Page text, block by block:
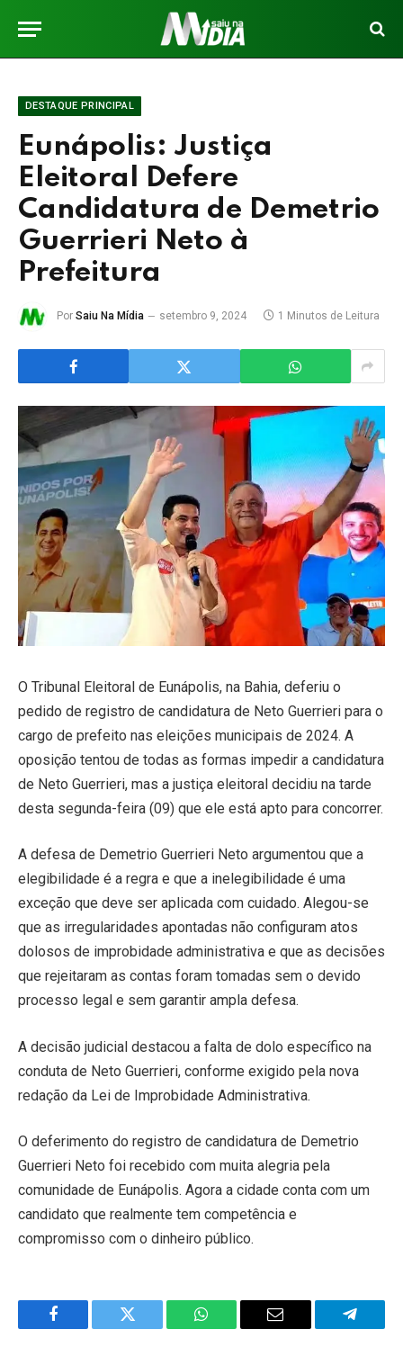
DESTAQUE PRINCIPAL
Eunápolis: Justiça
Eleitoral Defere
Candidatura de Demetrio
Guerrieri Neto à
Prefeitura
Por Saiu Na Mídia setembro 9, 2024 1 Minutos de Leitura
O Tribunal Eleitoral de Eunápolis, na Bahia, deferiu o
pedido de registro de candidatura de Neto Guerrieri para o
cargo de prefeito nas eleições municipais de 2024. A
oposição tentou de todas as formas impedir a candidatura
de Neto Guerrieri, mas a justiça eleitoral decidiu na tarde
desta segunda-feira (09) que ele está apto para concorrer.
A defesa de Demetrio Guerrieri Neto argumentou que a
elegibilidade é a regra e que a inelegibilidade é uma
exceção que deve ser aplicada com cuidado. Alegou-se
que as irregularidades apontadas não configuram atos
dolosos de improbidade administrativa e que as decisões
que rejeitaram as contas foram tomadas sem o devido
processo legal e sem garantir ampla defesa.
A decisão judicial destacou a falta de dolo específico na
conduta de Neto Guerrieri, conforme exigido pela nova
redação da Lei de Improbidade Administrativa.
O deferimento do registro de candidatura de Demetrio
Guerrieri Neto foi recebido com muita alegria pela
comunidade de Eunápolis. Agora a cidade conta com um
candidato que realmente tem competência e
compromisso com o dinheiro público.
Facebook Twitter WhatsApp Email